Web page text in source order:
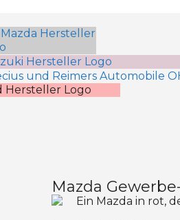
Mazda